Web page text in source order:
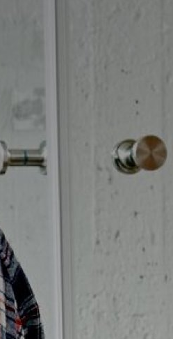
Avloppsarmatur och tillbehör